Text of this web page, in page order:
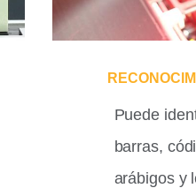
Puede
barras,
arábigos y